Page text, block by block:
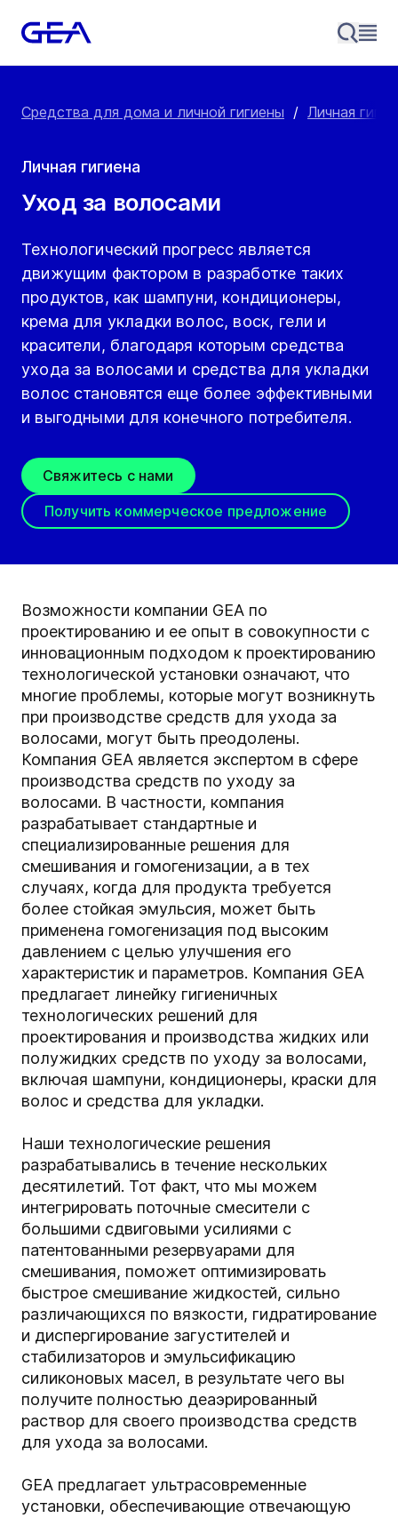
Средства для дома и личной гигиены / Личная
Личная гигиена
Уход за волосами
Технологический прогресс является
движущим фактором в разработке таких
продуктов, как шампуни, кондиционеры,
крема для укладки волос, воск, гели и
красители, благодаря которым средства
ухода за волосами и средства для укладки
волос становятся еще более эффективными
и выгодными для конечного потребителя.
Свяжитесь с нами
Получить коммерческое предложение
Возможности компании GEA по
проектированию и ее опыт в совокупности с
инновационным подходом к проектированию
технологической установки означают, что
многие проблемы, которые могут возникнуть
при производстве средств для ухода за
волосами, могут быть преодолены.
Компания GEA является экспертом в сфере
производства средств по уходу за
волосами. В частности, компания
разрабатывает стандартные и
специализированные решения для
смешивания и гомогенизации, а в тех
случаях, когда для продукта требуется
более стойкая эмульсия, может быть
применена гомогенизация под высоким
давлением с целью улучшения его
характеристик и параметров. Компания GEA
предлагает линейку гигиеничных
технологических решений для
проектирования и производства жидких или
полужидких средств по уходу за волосами,
включая шампуни, кондиционеры, краски для
волос и средства для укладки.
Наши технологические решения
разрабатывались в течение нескольких
десятилетий. Тот факт, что мы можем
интегрировать поточные смесители с
большими сдвиговыми усилиями с
патентованными резервуарами для
смешивания, поможет оптимизировать
быстрое смешивание жидкостей, сильно
различающихся по вязкости, гидратирование
и диспергирование загустителей и
стабилизаторов и эмульсификацию
силиконовых масел, в результате чего вы
получите полностью деаэрированный
раствор для своего производства средств
для ухода за волосами.
GEA предлагает ультрасовременные
установки, обеспечивающие отвечающую